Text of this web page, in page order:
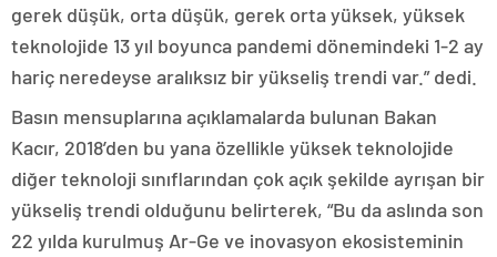
gerek düşük, orta düşük, gerek orta yüksek, yüksek
teknolojide 13 yıl boyunca pandemi dönemindeki 1-2 ay
hariç neredeyse aralıksız bir yükseliş trendi var.” dedi.
Basın mensuplarına açıklamalarda bulunan Bakan
Kacır, 2018’den bu yana özellikle yüksek teknolojide
diğer teknoloji sınıflarından çok açık şekilde ayrışan bir
yükseliş trendi olduğunu belirterek, “Bu da aslında son
22 yılda kurulmuş Ar-Ge ve inovasyon ekosisteminin